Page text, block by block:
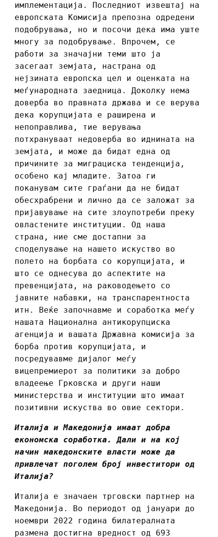
имплементација. Последниот извештај на
европската Комисија препозна одредени
подобрувања, но и посочи дека има уште
многу за подобрување. Впрочем, се
работи за значајни теми што ја
засегаат земјата, настрана од
нејзината европска цел и оценката на
меѓународната заедница. Доколку нема
доверба во правната држава и се верува
дека корупцијата е раширена и
непоправлива, тие верувања
потхрануваат недоверба во иднината на
земјата, и може да бидат една од
причините за миграциска тенденција,
особено кај младите. Затоа ги
поканувам сите граѓани да не бидат
обесхрабрени и лично да се заложат за
пријавување на сите злоупотреби преку
овластените институции. Од наша
страна, ние сме достапни за
споделување на нашето искуство во
полето на борбата со корупцијата, и
што се однесува до аспектите на
превенцијата, на раководењето со
јавните набавки, на транспарентноста
итн. Веќе започнавме и соработка меѓу
нашата Национална антикорупциска
агенција и вашата Државна комисија за
борба против корупцијата, и
посредувавме дијалог меѓу
вицепремиерот за политики за добро
владеење Грковска и други наши
министерства и институции што имаат
позитивни искуства во овие сектори.
Италија и Македонија имаат добра
економска соработка. Дали и на кој
начин македонските власти може да
привлечат поголем број инвеститори од
Италија?
Италија е значаен трговски партнер на
Македонија. Во периодот од јануари до
ноември 2022 година билатералната
размена достигна вредност од 693